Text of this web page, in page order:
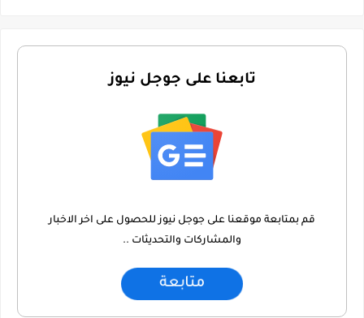
تابعنا على جوجل نيوز
قم بمتابعة موقعنا على جوجل نيوز للحصول على اخر الاخبار
والمشاركات والتحديثات ..
متابعة